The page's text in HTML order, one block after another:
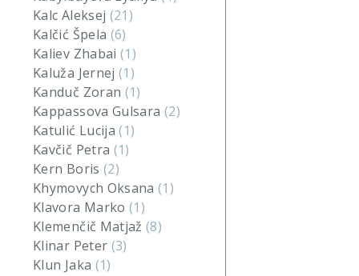
Kalc Aleksej (21)
Kalčić Špela (6)
Kaliev Zhabai(1)
Kaluža Jernej(1)
Kanduč Zoran (1)
Kappassova Gulsara (2)
Katulić Lucija(1)
Kavčič Petra (1)
Kern Boris (2)
Khymovych Oksana(1)
Klavora Marko(1)
Klemenčič Matjaž(8)
Klinar Peter (3)
Klun Jaka (1)